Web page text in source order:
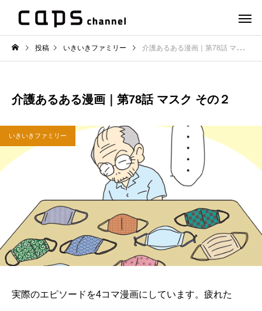
投稿 いきいきファミリー 介護あるある漫画｜第78話 マスク その２
介護あるある漫画｜第78話 マスク その２
いきいきファミリー
実際のエピソードを4コマ漫画にしています。疲れた